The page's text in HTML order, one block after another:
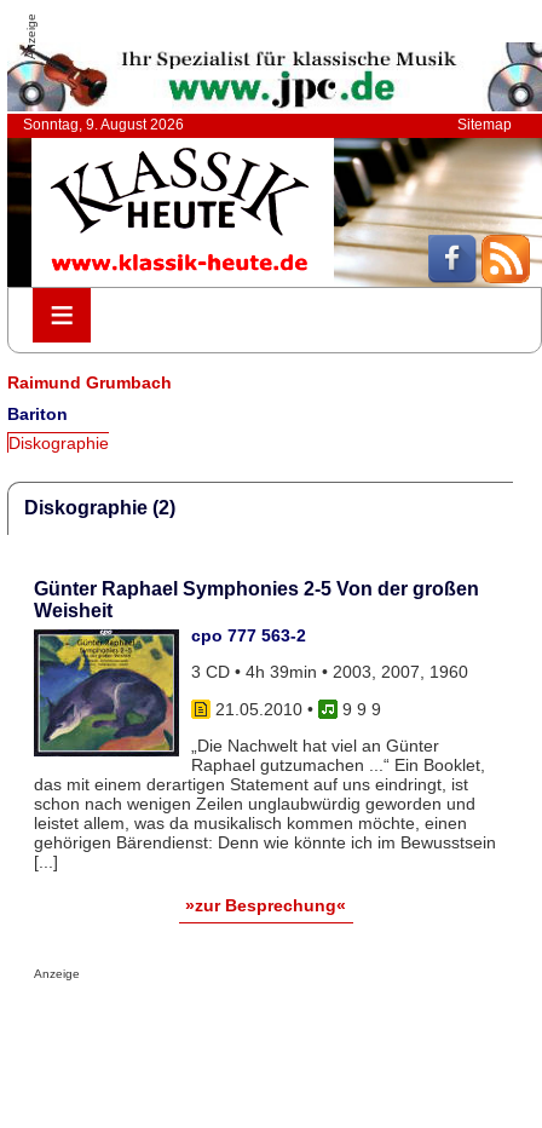
Anzeige
Sonntag, 9. August 2026 Sitemap
≡
≡
Raimund Grumbach
Bariton
Diskographie
Diskographie (2)
Günter Raphael Symphonies 2-5 Von der großen
Weisheit
cpo 777 563-2
3 CD • 4h 39min • 2003, 2007, 1960
21.05.2010•
9 9 9
„Die Nachwelt hat viel an Günter
Raphael gutzumachen ...“ Ein Booklet,
das mit einem derartigen Statement auf uns eindringt, ist
schon nach wenigen Zeilen unglaubwürdig geworden und
leistet allem, was da musikalisch kommen möchte, einen
gehörigen Bärendienst: Denn wie könnte ich im Bewusstsein
[...]
»zur Besprechung«
Anzeige